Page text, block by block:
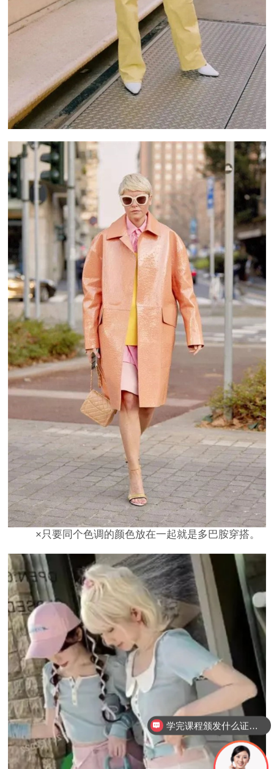
×只要同个色调的颜色放在一起就是多巴胺穿搭。
服装搭配课程费用是多少？